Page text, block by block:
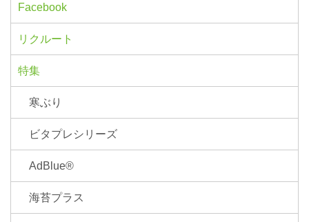
Facebook
リクルート
特集
寒ぶり
ビタプレシリーズ
AdBlue®
海苔プラス